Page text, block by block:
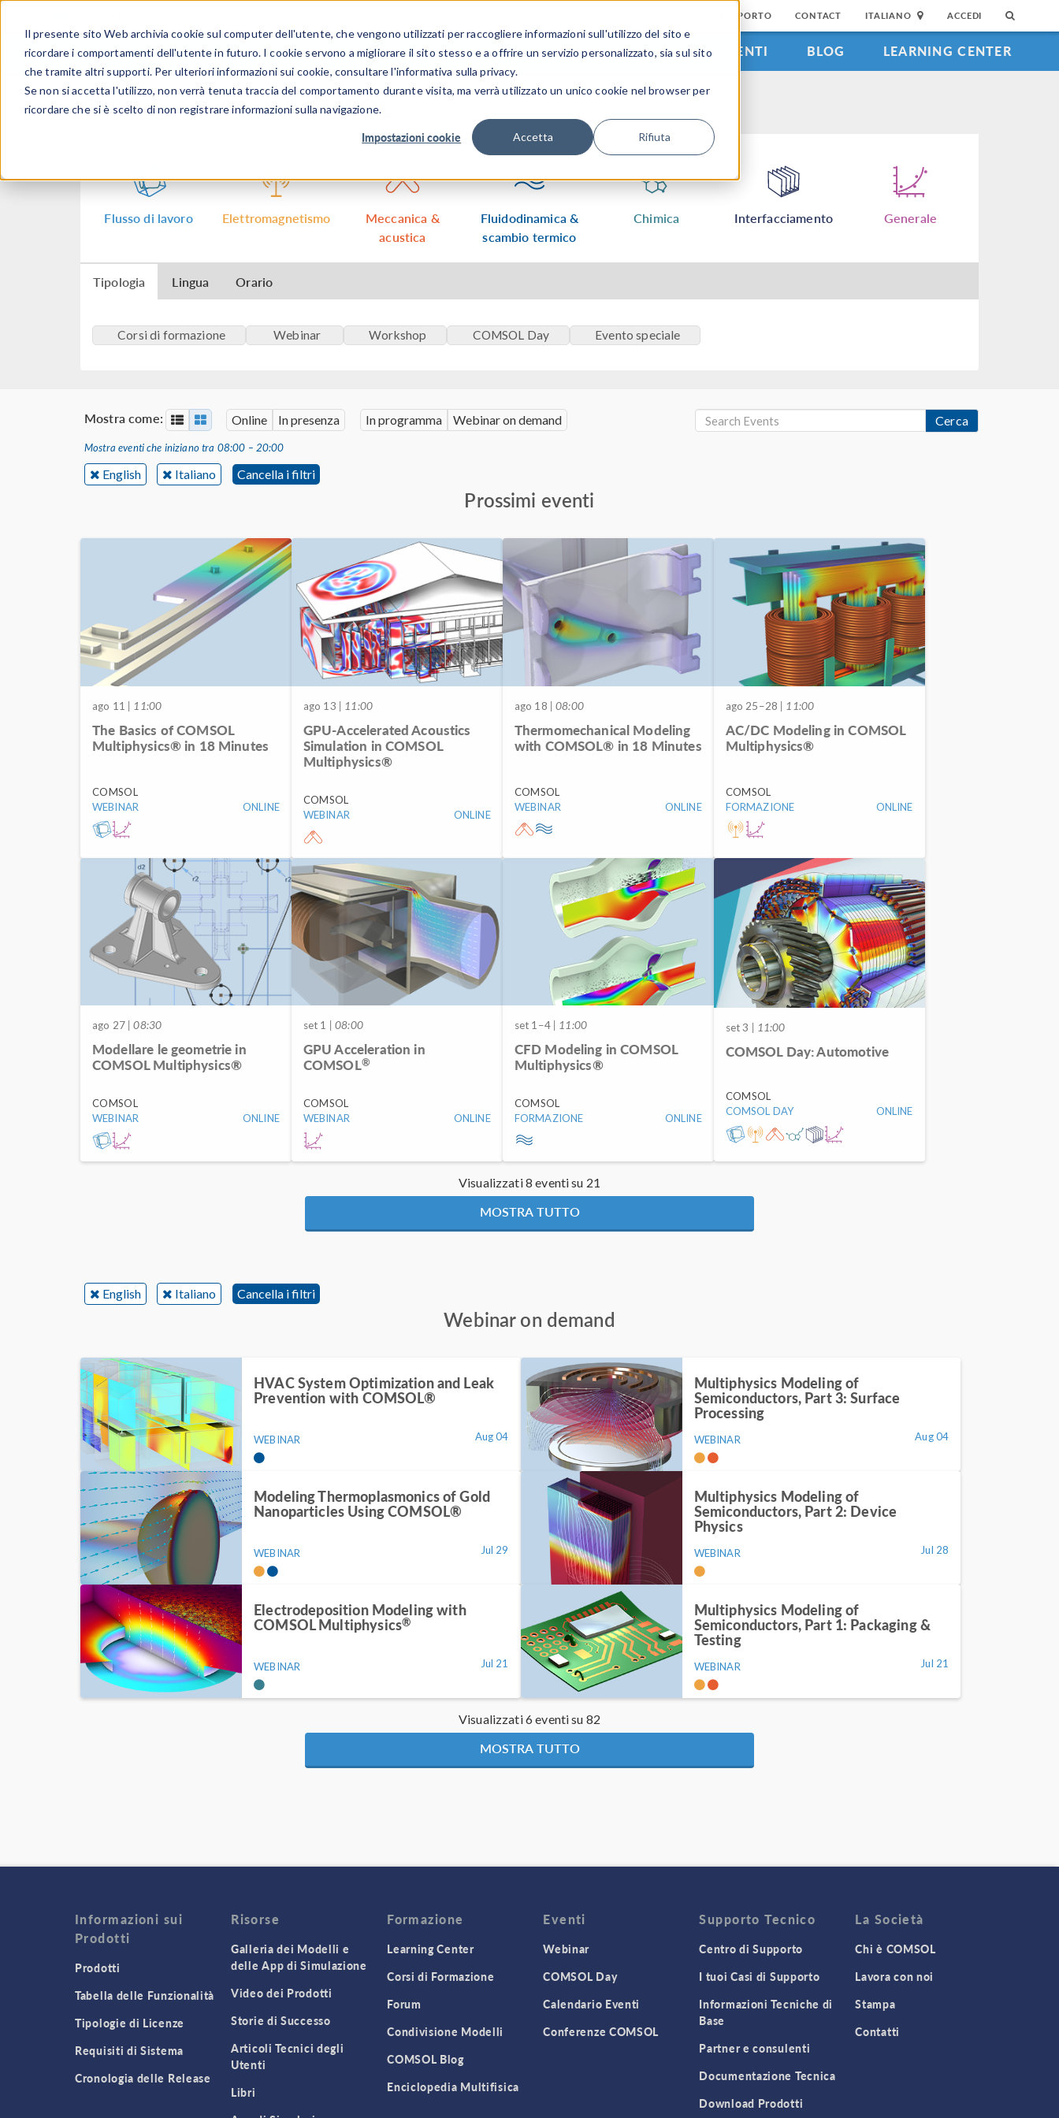
Il presente sito Web archivia cookie sul computer dell'utente, che vengono utilizzati per raccogliere informazioni sull'utilizzo del sito e
ricordare i comportamenti dell'utente in futuro. I cookie servono a migliorare il sito stesso e a offrire un servizio personalizzato, sia sul sito
che tramite altri supporti. Per ulteriori informazioni sui cookie, consultare l'informativa sulla privacy.
Se non si accetta l'utilizzo, non verrà tenuta traccia del comportamento durante visita, ma verrà utilizzato un unico cookie nel browser per
ricordare che si è scelto di non registrare informazioni sulla navigazione.
Impostazioni cookie Accetta Rifiuta
CENTRO DI SUPPORTO CONTACT ITALIANO ACCEDI
PRODOTTI SETTORI INDUSTRIALI GALLERIA DEI VIDEO EVENTI BLOG LEARNING CENTER
Calendario eventi COMSOL
Flusso di lavoro Elettromagnetismo
Meccanica &
acustica
Fluidodinamica &
scambio termico
Chimica Interfacciamento Generale
Tipologia Lingua Orario
Corsi di formazione Webinar Workshop COMSOL Day Evento speciale
Mostra come: Online In presenza In programma Webinar on demand Cerca
Mostra eventi che iniziano tra 08:00 – 20:00
English Italiano Cancella i filtri
Prossimi eventi
ago 11 | 11:00
The Basics of COMSOL
Multiphysics® in 18 Minutes
COMSOL
WEBINAR
ONLINE
ago 13 | 11:00
GPU-Accelerated Acoustics
Simulation in COMSOL
Multiphysics®
COMSOL
WEBINAR
ONLINE
ago 18 | 08:00
Thermomechanical Modeling
with COMSOL® in 18 Minutes
COMSOL
WEBINAR
ONLINE
ago 25–28 | 11:00
AC/DC Modeling in COMSOL
Multiphysics®
COMSOL
FORMAZIONE
ONLINE
ago 27| 08:30
Modellare le geometrie in
COMSOL Multiphysics®
COMSOL
WEBINAR
ONLINE
set 1 | 08:00
GPU Acceleration in
COMSOL®
COMSOL
WEBINAR
ONLINE
set 1–4| 11:00
CFD Modeling in COMSOL
Multiphysics®
COMSOL
FORMAZIONE
ONLINE
set 3 | 11:00
COMSOL Day: Automotive
COMSOL
COMSOL DAY
ONLINE
Visualizzati 8 eventi su 21
MOSTRA TUTTO
English Italiano Cancella i filtri
Webinar on demand
HVAC System Optimization and Leak
Prevention with COMSOL®
WEBINAR Aug 04
Multiphysics Modeling of
Semiconductors, Part 3: Surface
Processing
WEBINAR Aug 04
Modeling Thermoplasmonics of Gold
Nanoparticles Using COMSOL®
WEBINAR Jul 29
Multiphysics Modeling of
Semiconductors, Part 2: Device
Physics
WEBINAR Jul 28
Electrodeposition Modeling with
COMSOL Multiphysics®
WEBINAR Jul 21
Multiphysics Modeling of
Semiconductors, Part 1: Packaging &
Testing
WEBINAR Jul 21
Visualizzati 6 eventi su 82
MOSTRA TUTTO
Informazioni sui
Prodotti
Prodotti
Tabella delle Funzionalità
Tipologie di Licenze
Requisiti di Sistema
Cronologia delle Release
Risorse
Galleria dei Modelli e
delle App di Simulazione
Video dei Prodotti
Storie di Successo
Articoli Tecnici degli
Utenti
Libri
Formazione
Learning Center
Corsi di Formazione
Forum
Condivisione Modelli
COMSOL Blog
Enciclopedia Multifisica
Eventi
Webinar
COMSOL Day
Calendario Eventi
Conferenze COMSOL
Supporto Tecnico
Centro di Supporto
I tuoi Casi di Supporto
Informazioni Tecniche di
Base
Partner e consulenti
Documentazione Tecnica
Download Prodotti
La Società
Chi è COMSOL
Lavora con noi
Stampa
Contatti